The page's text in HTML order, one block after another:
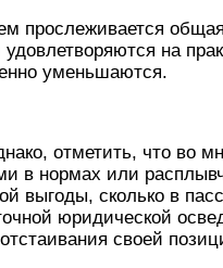
прослеживается
на
уменьшаются.
отметить, что во
в нормах или
выгоды, сколько в
юридической
своей